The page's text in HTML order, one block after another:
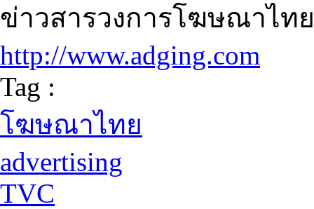
ข่าวสารวงการโฆษณาไ
http://www.adging.com
Tag :
โฆษณาไทย
advertising
TVC